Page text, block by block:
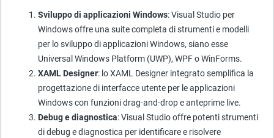
Sviluppo di applicazioni Windows: Visual Studio per
Windows offre una suite completa di strumenti e modelli
per lo sviluppo di applicazioni Windows, siano esse
Universal Windows Platform (UWP), WPF o WinForms.
XAML Designer: lo XAML Designer integrato semplifica la
progettazione di interfacce utente per le applicazioni
Windows con funzioni drag-and-drop e anteprime live.
Debug e diagnostica: Visual Studio offre potenti strumenti
di debug e diagnostica per identificare e risolvere